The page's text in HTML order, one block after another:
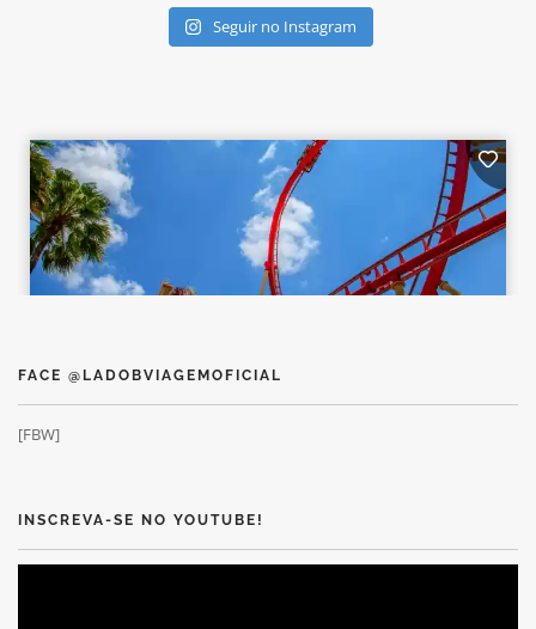
Seguir no Instagram
FACE @LADOBVIAGEMOFICIAL
[FBW]
INSCREVA-SE NO YOUTUBE!